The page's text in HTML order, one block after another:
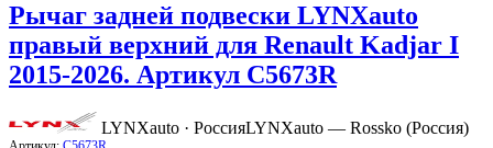
Рычаг задней подвески LYNXauto
правый верхний для Renault Kadjar I
2015-2026. Артикул C5673R
LYNXauto · РоссияLYNXauto — Rossko (Россия)